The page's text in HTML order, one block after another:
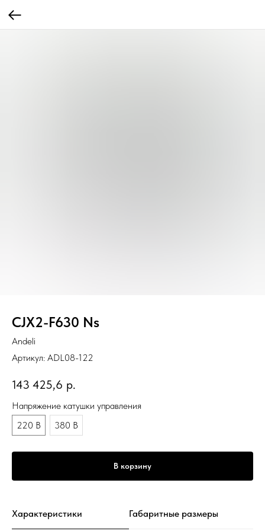
CJX2-F630 Ns
Andeli
Артикул: ADL08-122
143 425,6 р.
Напряжение катушки управления
220 В
380 В
В корзину
Характеристики Габаритные размеры